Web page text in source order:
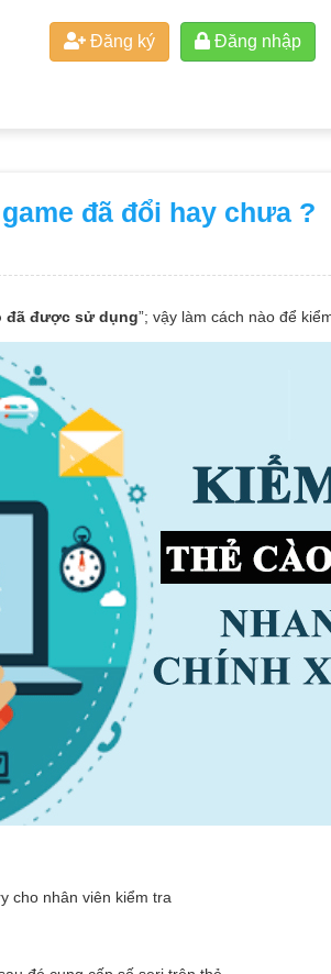
Đăng ký Đăng nhập
đã đổi hay chưa ?
đã được sử dụng”; vậy làm cách nào để
cho nhân viên kiểm tra